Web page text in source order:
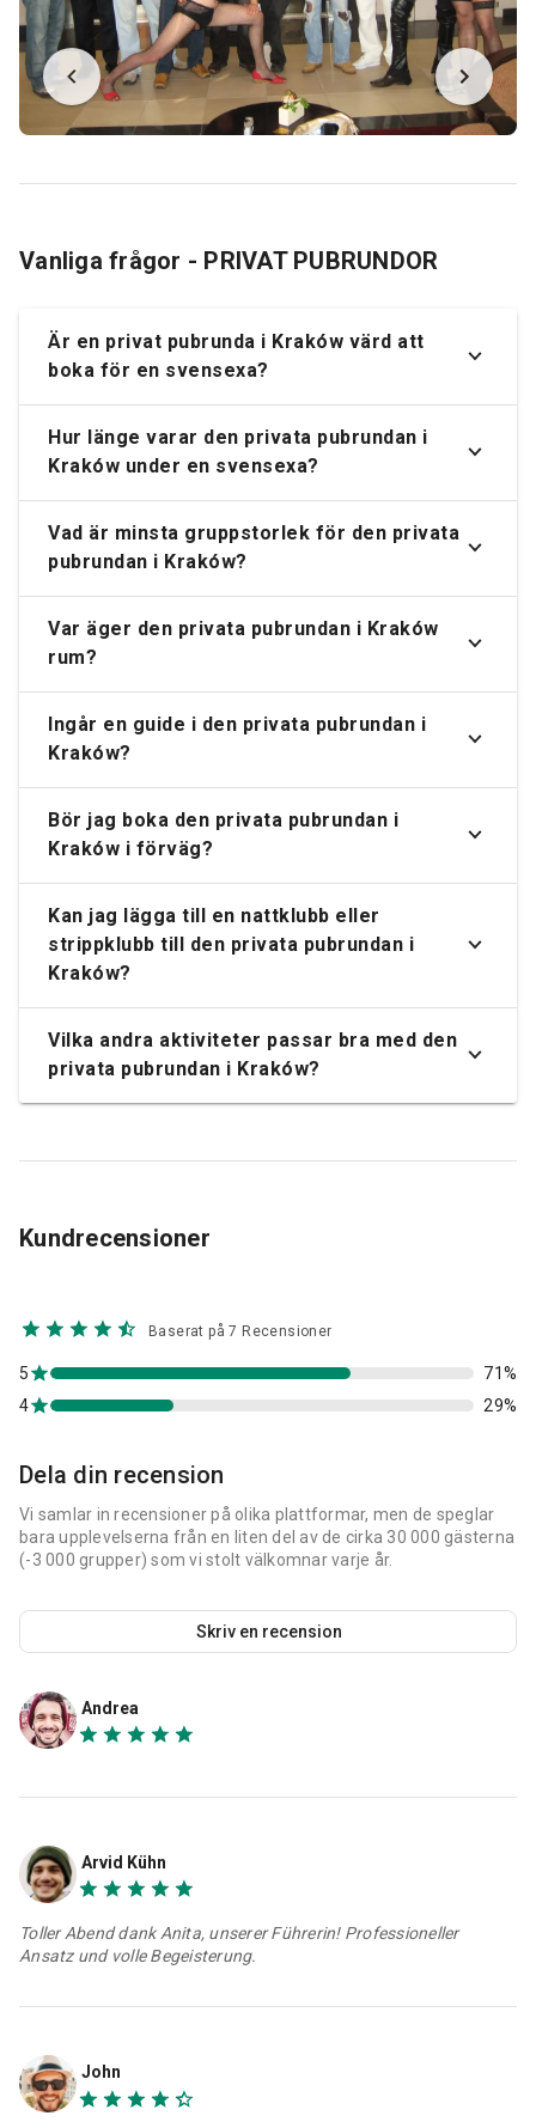
Vanliga frågor - PRIVAT PUBRUNDOR
Är en privat pubrunda i Kraków värd att
boka för en svensexa?
Hur länge varar den privata pubrundan i
Kraków under en svensexa?
Vad är minsta gruppstorlek för den privata
pubrundan i Kraków?
Var äger den privata pubrundan i Kraków
rum?
Ingår en guide i den privata pubrundan i
Kraków?
Bör jag boka den privata pubrundan i
Kraków i förväg?
Kan jag lägga till en nattklubb eller
strippklubb till den privata pubrundan i
Kraków?
Vilka andra aktiviteter passar bra med den
privata pubrundan i Kraków?
Kundrecensioner
Baserat på 7 Recensioner
4 29%
5 71%
Dela din recension
Vi samlar in recensioner på olika plattformar, men de speglar
bara upplevelserna från en liten del av de cirka 30 000 gästerna
(-3 000 grupper) som vi stolt välkomnar varje år.
Skriv en recension
Andrea
Arvid Kühn
Toller Abend dank Anita, unserer Führerin! Professioneller
Ansatz und volle Begeisterung.
John